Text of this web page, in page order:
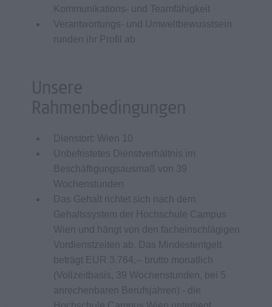
Kommunikations- und Teamfähigkeit
Verantwortungs- und Umweltbewusstsein
runden ihr Profil ab
Unsere
Rahmenbedingungen
Dienstort: Wien 10
Unbefristetes Dienstverhältnis im
Beschäftigungsausmaß von 39
Wochenstunden
Das Gehalt richtet sich nach dem
Gehaltssystem der Hochschule Campus
Wien und hängt von den facheinschlägigen
Vordienstzeiten ab. Das Mindestentgelt
beträgt EUR 3.764,-- brutto monatlich
(Vollzeitbasis, 39 Wochenstunden, bei 5
anrechenbaren Berufsjahren) - die